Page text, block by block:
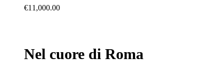
€11,000.00
Nel cuore di Roma